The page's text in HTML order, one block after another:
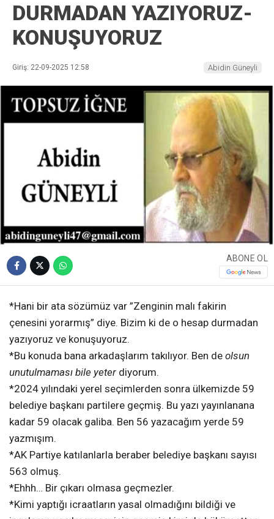
DURMADAN YAZIYORUZ-
KONUŞUYORUZ
Giriş: 22-09-2025 12:58 Abidin Güneyli
ABONE OL
*Hani bir ata sözümüz var ”Zenginin malı fakirin
çenesini yorarmış” diye. Bizim ki de o hesap durmadan
yazıyoruz ve konuşuyoruz.
*Bu konuda bana arkadaşlarım takılıyor. Ben de olsun
unutulmaması bile yeter diyorum.
*2024 yılındaki yerel seçimlerden sonra ülkemizde 59
belediye başkanı partilere geçmiş. Bu yazı yayınlanana
kadar 59 olacak galiba. Ben 56 yazacağım yerde 59
yazmışım.
*AK Partiye katılanlarla beraber belediye başkanı sayısı
563 olmuş.
*Ehhh… Bir çıkarı olmasa geçmezler.
*Kimi yaptığı icraatların yasal olmadığını bildiği ve